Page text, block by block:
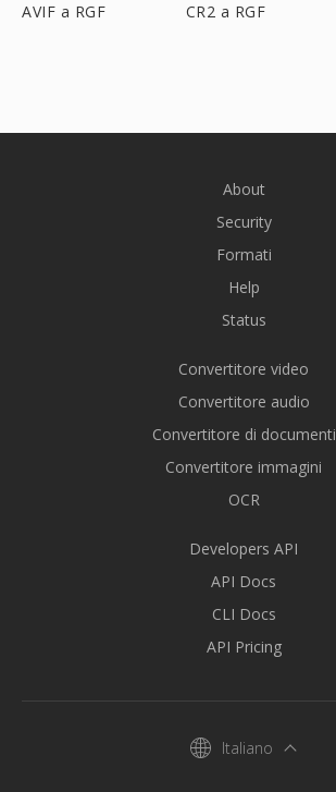
AVIF a RGF CR2 a RGF
About
Security
Formati
Help
Status
Convertitore video
Convertitore audio
Convertitore di documenti
Convertitore immagini
OCR
Developers API
API Docs
CLI Docs
API Pricing
Italiano